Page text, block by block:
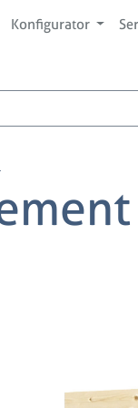
Konfigurator